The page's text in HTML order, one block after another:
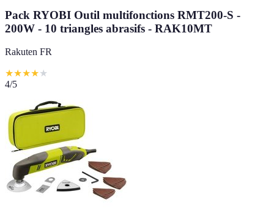
Pack RYOBI Outil multifonctions RMT200-S -
200W - 10 triangles abrasifs - RAK10MT
Rakuten FR
★★★★★
4/5